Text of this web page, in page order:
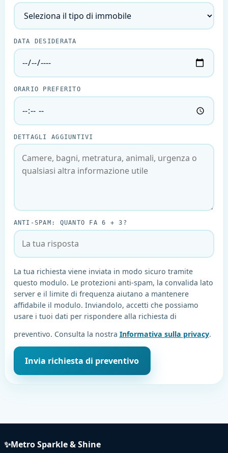
DATA DESIDERATA
ORARIO PREFERITO
DETTAGLI AGGIUNTIVI
ANTI-SPAM: QUANTO FA 6 + 3 ?
La tua richiesta viene inviata in modo sicuro tramite
questo modulo. Le protezioni anti-spam, la convalida lato
server e il limite di frequenza aiutano a mantenere
affidabile il modulo. Inviandolo, accetti che possiamo
usare i tuoi dati per rispondere alla richiesta di
preventivo. Consulta la nostra Informativa sulla privacy.
Invia richiesta di preventivo
✨Metro Sparkle & Shine